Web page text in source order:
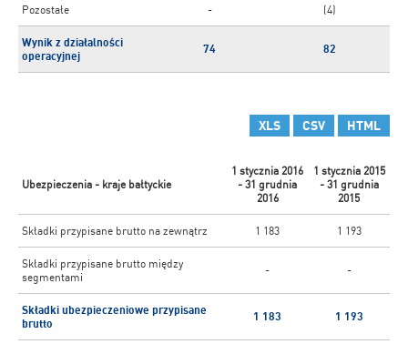
Pozostałe - (4)
Wynik z działalności
operacyjnej
74 82
XLS CSV HTML
Ubezpieczenia - kraje bałtyckie
1 stycznia 2016
- 31 grudnia
2016
1 stycznia 2015
- 31 grudnia
2015
Składki przypisane brutto na zewnątrz 1 183 1 193
Składki przypisane brutto między
segmentami
- -
Składki ubezpieczeniowe przypisane
brutto
1 183 1 193